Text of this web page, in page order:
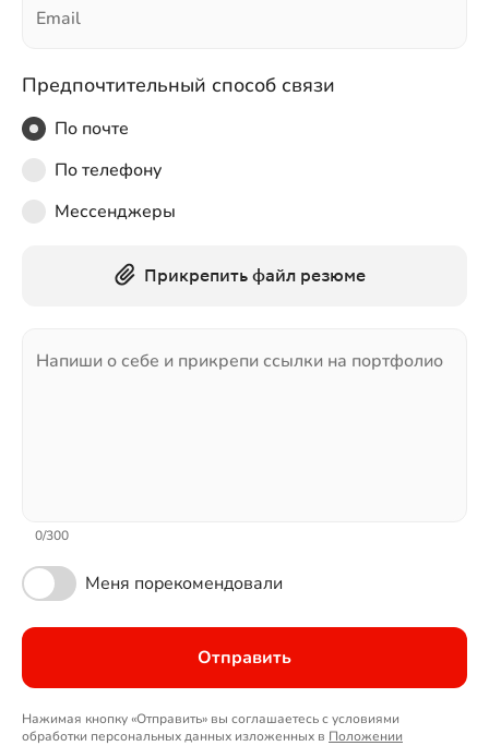
Email
Предпочтительный способ связи
По почте
По телефону
Мессенджеры
Прикрепить файл резюме
Напиши о себе и прикрепи ссылки на портфолио
0/300
Меня порекомендовали
Отправить
Нажимая кнопку «Отправить» вы соглашаетесь с условиями
обработки персональных данных изложенных в Положении